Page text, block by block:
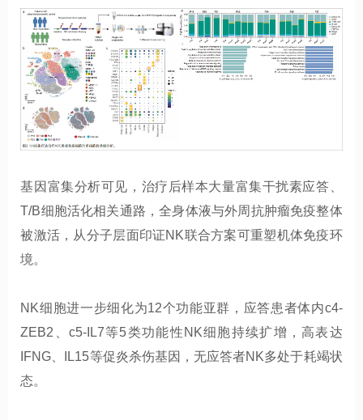
基因富集分析可见，治疗后样本大量富集干扰素应答、
T/B细胞活化相关通路，全身体液与外周抗肿瘤免疫整体
被激活，从分子层面印证NK联合方案可重塑机体免疫环
境。
NK细胞进一步细化为12个功能亚群，应答患者体内c4-
ZEB2、c5-IL7等5类功能性NK细胞持续扩增，高表达
IFNG、IL15等促炎杀伤基因，无应答者NK多处于耗竭状
态。